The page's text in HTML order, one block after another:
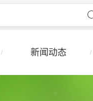
新闻动态